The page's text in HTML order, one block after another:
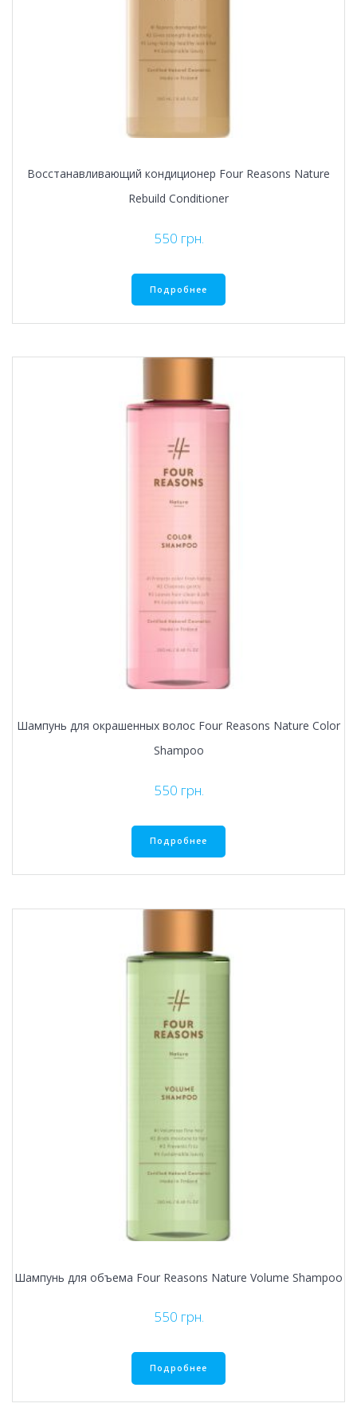
Восстанавливающий кондиционер Four Reasons Nature
Rebuild Conditioner
550 грн.
Подробнее
Шампунь для окрашенных волос Four Reasons Nature Color
Shampoo
550 грн.
Подробнее
Шампунь для объема Four Reasons Nature Volume Shampoo
550 грн.
Подробнее